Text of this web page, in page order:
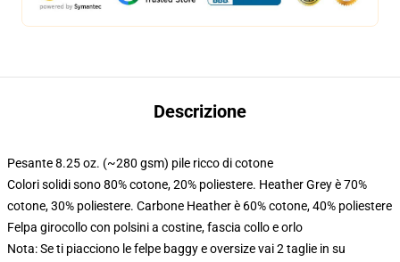
Descrizione
Pesante 8.25 oz. (~280 gsm) pile ricco di cotone
Colori solidi sono 80% cotone, 20% poliestere. Heather Grey è 70%
cotone, 30% poliestere. Carbone Heather è 60% cotone, 40% poliestere
Felpa girocollo con polsini a costine, fascia collo e orlo
Nota: Se ti piacciono le felpe baggy e oversize vai 2 taglie in su